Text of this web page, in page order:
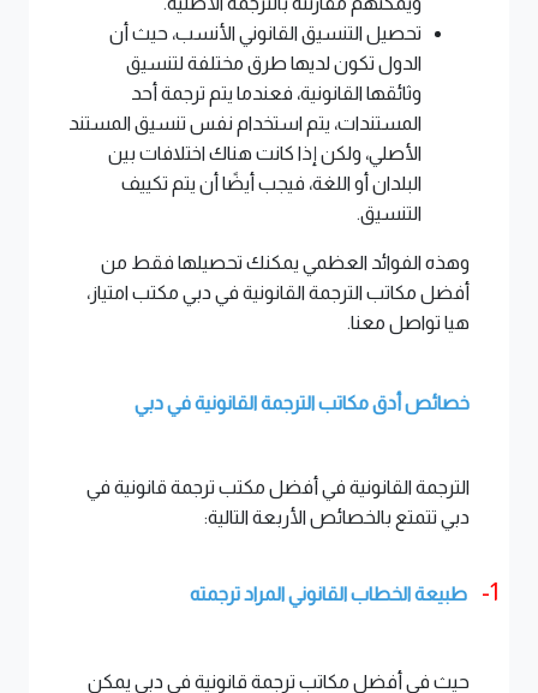
تحصيل التنسيق القانوني الأنسب، حيث أن
الدول تكون لديها طرق مختلفة لتنسيق
وثائقها القانونية، فعندما يتم ترجمة أحد
المستندات، يتم استخدام نفس تنسيق المستند
الأصلي، ولكن إذا كانت هناك اختلافات بين
البلدان أو اللغة، فيجب أيضًا أن يتم تكييف
التنسيق.
وهذه الفوائد العظمي يمكنك تحصيلها فقط من
أفضل مكاتب الترجمة القانونية في دبي مكتب امتياز،
هيا تواصل معنا.
خصائص أدق مكاتب الترجمة القانونية في دبي
الترجمة القانونية في أفضل مكتب ترجمة قانونية في
دبي تتمتع بالخصائص الأربعة التالية:
1- طبيعة الخطاب القانوني المراد ترجمته
حيث في أفضل مكاتب ترجمة قانونية في دبي يمكن